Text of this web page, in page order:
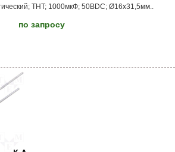
THT; 1000мкФ; 50ВDC; Ø16x31,5мм..
по запросу